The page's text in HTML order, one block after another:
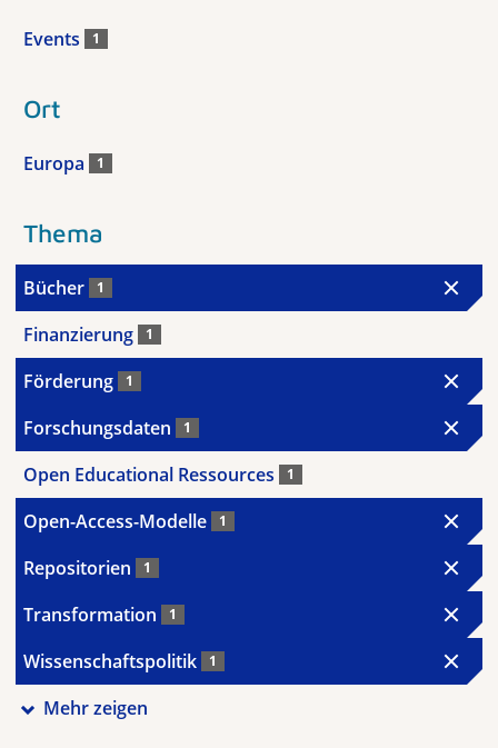
Events 1
Ort
Europa 1
Thema
Bücher 1
Finanzierung 1
Förderung 1
Forschungsdaten 1
Open Educational Ressources 1
Open-Access-Modelle 1
Repositorien 1
Transformation 1
Wissenschaftspolitik 1
Mehr zeigen